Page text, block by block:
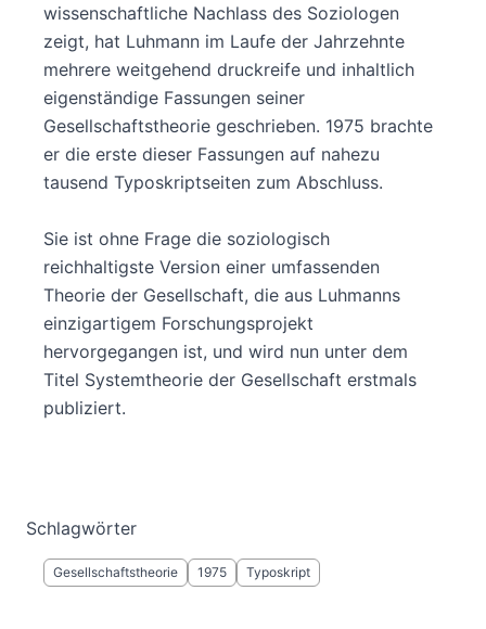
wissenschaftliche Nachlass des Soziologen
zeigt, hat Luhmann im Laufe der Jahrzehnte
mehrere weitgehend druckreife und inhaltlich
eigenständige Fassungen seiner
Gesellschaftstheorie geschrieben. 1975 brachte
er die erste dieser Fassungen auf nahezu
tausend Typoskriptseiten zum Abschluss.
Sie ist ohne Frage die soziologisch
reichhaltigste Version einer umfassenden
Theorie der Gesellschaft, die aus Luhmanns
einzigartigem Forschungsprojekt
hervorgegangen ist, und wird nun unter dem
Titel Systemtheorie der Gesellschaft erstmals
publiziert.
Schlagwörter
Gesellschaftstheorie 1975 Typoskript